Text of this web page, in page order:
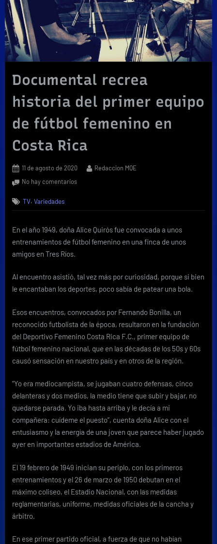
Documental recrea
historia del primer equipo
de fútbol femenino en
Costa Rica
Posted
on
11 de agosto de 2020 By
Redaccion MQE
No hay comentariosen
historia
primer
equipo
femenino
Costa
TV,Variedades
En el año 1949, doña Alice Quirós fue convocada a unos
entrenamientos de fútbol femenino en una finca de unos
amigos en Tres Ríos.
Al encuentro asistió, tal vez más por curiosidad, porque si bien
le encantaban los deportes, poco sabía de patear una bola.
Esos encuentros, convocados por Fernando Bonilla, un
reconocido futbolista de la época, resultaron en la fundación
del Deportivo Femenino Costa Rica F.C., primer equipo de
fútbol femenino nacional, que en las décadas de los 50s y 60s
causó sensación en nuestro país y en otros de la región.
“Yo era mediocampista, se jugaban cuatro defensas, cinco
delanteras y dos medios, la medio tiene que subir y bajar, no
quedarse parada. Yo iba hasta arriba y le decía a mi
compañera: cuídeme el puesto”, cuenta doña Alice con el
entusiasmo y la energía de una joven que parece haber jugado
ayer en importantes estadios de América.
El 19 febrero de 1949 inician su periplo, con los primeros
entrenamientos y el 26 de marzo de 1950 debutan en el
máximo coliseo, el Estadio Nacional, con las medidas
reglamentarias, uniforme, medidas oficiales de la cancha y
árbitro.
En ese primer partido oficial, a fuerza de que no habían